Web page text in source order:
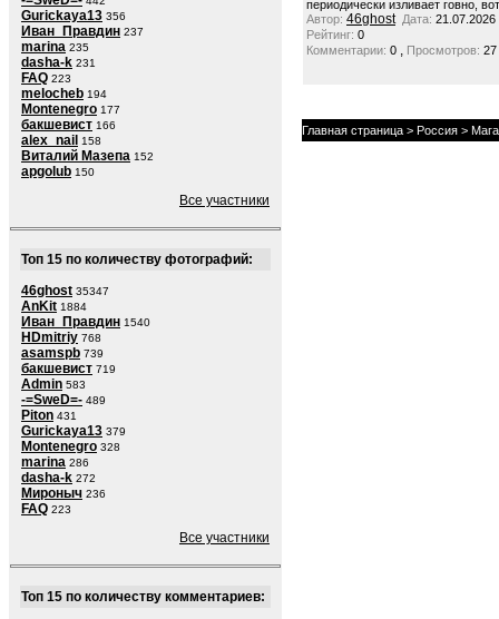
Gurickaya13 356
Иван_Правдин 237
marina 235
dasha-k 231
FAQ 223
melocheb 194
Montenegro 177
бакшевист 166
alex_nail 158
Виталий Мазепа 152
apgolub 150
Все участники
Топ 15 по количеству фотографий:
46ghost 35347
AnKit 1884
Иван_Правдин 1540
HDmitriy 768
asamspb 739
бакшевист 719
Admin 583
-=SweD=- 489
Piton 431
Gurickaya13 379
Montenegro 328
marina 286
dasha-k 272
Мироныч 236
FAQ 223
Все участники
Топ 15 по количеству комментариев:
периодически изливает говно,
Автор: 46ghost Дата: 21.07.2026
Рейтинг: 0
Комментарии: 0 , Просмотров: 27
Главная страница > Россия >